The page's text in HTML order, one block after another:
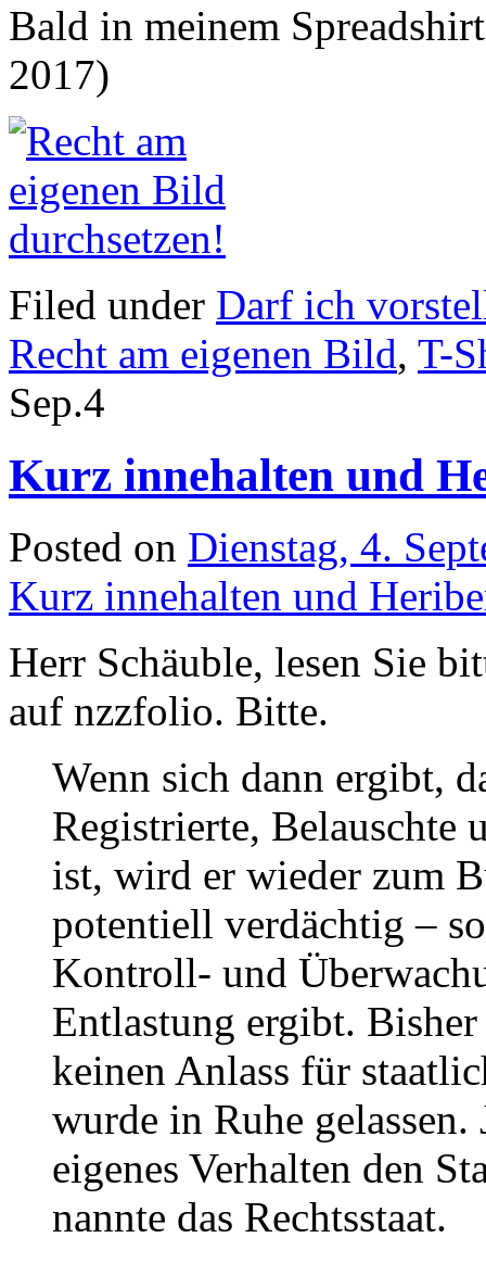
Bald in meinem
2017)
Filed under Darf ich
Recht am eigenen Bild, T-
Sep.4
Kurz innehalten und
Posted on Dienstag, 4.
Kurz innehalten und
Herr Schäuble, lesen Sie
auf nzzfolio. Bitte.
Wenn sich dann ergibt,
Registrierte, Belauschte
ist, wird er wieder zum
potentiell verdächtig –
Kontroll- und
Entlastung ergibt.
keinen Anlass für
wurde in Ruhe
eigenes Verhalten den
nannte das Rechtsstaat.